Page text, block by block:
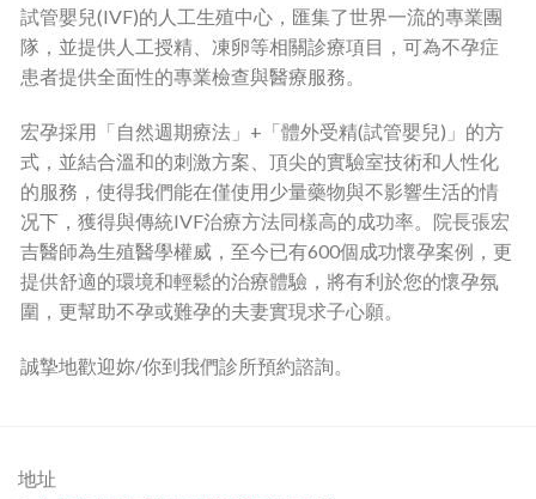
試管嬰兒(IVF)的人工生殖中心，匯集了世界一流的專業團
隊，並提供人工授精、凍卵等相關診療項目，可為不孕症
患者提供全面性的專業檢查與醫療服務。
宏孕採用「自然週期療法」+「體外受精(試管嬰兒)」的方
式，並結合溫和的刺激方案、頂尖的實驗室技術和人性化
的服務，使得我們能在僅使用少量藥物與不影響生活的情
况下，獲得與傳統IVF治療方法同樣高的成功率。院長張宏
吉醫師為生殖醫學權威，至今已有600個成功懷孕案例，更
提供舒適的環境和輕鬆的治療體驗，將有利於您的懷孕氛
圍，更幫助不孕或難孕的夫妻實現求子心願。
誠摯地歡迎妳/你到我們診所預約諮詢。
地址